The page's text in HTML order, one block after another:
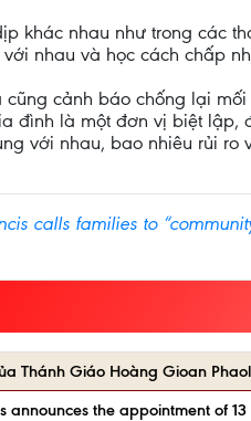
khác nhau như trong các
nhau và học cách chấp
cảnh báo chống lại
đình là một đơn vị biệt
với nhau, bao nhiêu rủi
calls families to
Thánh Giáo Hoàng Gioan
announces the appointment of